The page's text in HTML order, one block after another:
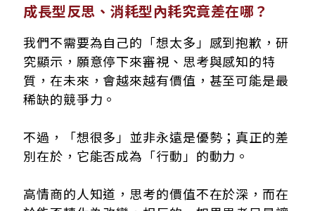
成長型反思、消耗型內耗究竟差在哪？
我們不需要為自己的「想太多」感到抱歉，研
究顯示，願意停下來審視、思考與感知的特
質，在未來，會越來越有價值，甚至可能是最
稀缺的競爭力。
不過，「想很多」並非永遠是優勢；真正的差
別在於，它能否成為「行動」的動力。
高情商的人知道，思考的價值不在於深，而在